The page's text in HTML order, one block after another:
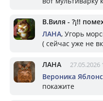
В.Виля - ?¡!!
ЛАНА, Угорь
( сейчас уже не
ЛАНА 27.05.2026
Вероника
покажите